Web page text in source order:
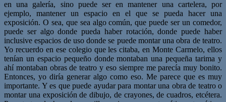
en una galería, sino puede ser en mantener una cartelera, por
ejemplo, mantener un espacio en el que se pueda hacer una
exposición. O sea, que sea algo común, que puede ser un comedor,
puede ser algo donde pueda haber rotación, donde puede haber
inclusive espacios de uso donde se puede montar una obra de teatro.
Yo recuerdo en ese colegio que les citaba, en Monte Carmelo, ellos
tenían un espacio pequeño donde montaban una pequeña tarima y
ahí montaban obras de teatro y eso siempre me parecía muy bonito.
Entonces, yo diría generar algo como eso. Me parece que es muy
importante. Y es que puede ayudar para montar una obra de teatro o
montar una exposición de dibujo, de crayones, de cuadros, etcétera.